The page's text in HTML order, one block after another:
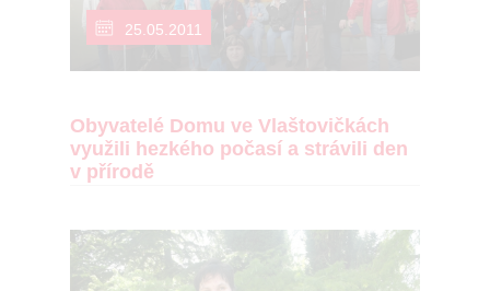
25.05.2011
Obyvatelé Domu ve Vlaštovičkách
využili hezkého počasí a strávili den
v přírodě